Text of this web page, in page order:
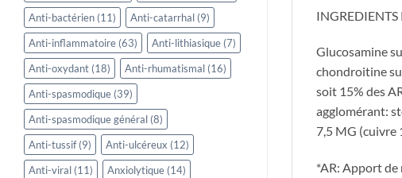
Anti-bactérien (11) Anti-catarrhal (9)
Anti-inflammatoire (63) Anti-lithiasique (7)
Anti-oxydant (18) Anti-rhumatismal (16)
Anti-spasmodique (39)
Anti-spasmodique général (8)
Anti-tussif(9) Anti-ulcéreux (12)
Anti-viral (11) Anxiolytique (14)
Glucosamine
chondroitine
soit 15% des
agglomérant:
7,5 MG (cuivre
*AR: Apport de